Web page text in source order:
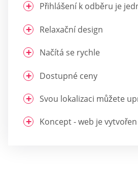
Přihlášení k odběru je
Relaxační design
Načítá se rychle
Dostupné ceny
Svou lokalizaci můžete
Koncept - web je